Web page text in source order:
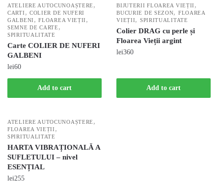
ATELIERE AUTOCUNOAȘTERE ,
CARTI , COLIER DE NUFERI
GALBENI ,FLOAREA VIEȚII ,
SEMNE DE CARTE ,
SPIRITUALITATE
Carte COLIER DE NUFERI
GALBENI
lei60
Add to cart
BIJUTERII FLOAREA VIEȚII ,
BUCURIE DE SEZON, FLOAREA
VIEȚII, SPIRITUALITATE
Colier DRAG cu perle și
Floarea Vieții argint
lei360
Add to cart
ATELIERE AUTOCUNOAȘTERE ,
FLOAREA VIEȚII ,
SPIRITUALITATE
HARTA VIBRAȚIONALĂ A
SUFLETULUI – nivel
ESENȚIAL
lei255